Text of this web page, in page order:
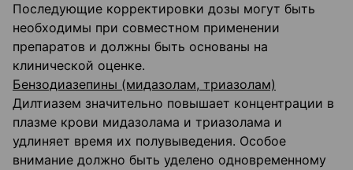
Последующие корректировки дозы могут быть
необходимы при совместном применении
препаратов и должны быть основаны на
клинической оценке.
Бензодиазепины (мидазолам, триазолам)
Дилтиазем значительно повышает концентрации в
плазме крови мидазолама и триазолама и
удлиняет время их полувыведения. Особое
внимание должно быть уделено одновременному